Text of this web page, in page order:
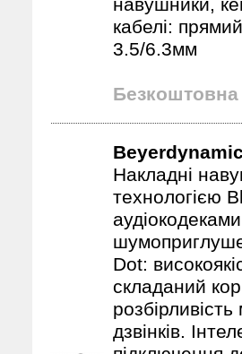
навушники,
кабелі:
3.5/6.3мм
Безкоштовна
Накладні
технологією
Dot:
складаний
дзвінків.